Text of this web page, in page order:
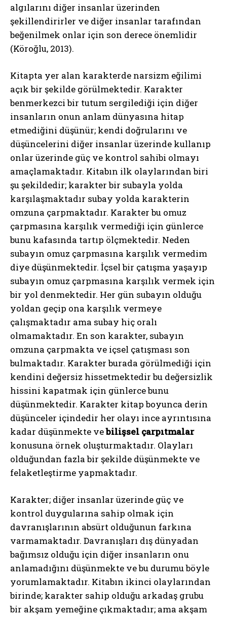
algılarını diğer insanlar üzerinden
şekillendirirler ve diğer insanlar tarafından
beğenilmek onlar için son derece önemlidir
(Köroğlu, 2013).
Kitapta yer alan karakterde narsizm eğilimi
açık bir şekilde görülmektedir. Karakter
benmerkezci bir tutum sergilediği için diğer
insanların onun anlam dünyasına hitap
etmediğini düşünür; kendi doğrularını ve
düşüncelerini diğer insanlar üzerinde kullanıp
onlar üzerinde güç ve kontrol sahibi olmayı
amaçlamaktadır. Kitabın ilk olaylarından biri
şu şekildedir; karakter bir subayla yolda
karşılaşmaktadır subay yolda karakterin
omzuna çarpmaktadır. Karakter bu omuz
çarpmasına karşılık vermediği için günlerce
bunu kafasında tartıp ölçmektedir. Neden
subayın omuz çarpmasına karşılık vermedim
diye düşünmektedir. İçsel bir çatışma yaşayıp
subayın omuz çarpmasına karşılık vermek için
bir yol denmektedir. Her gün subayın olduğu
yoldan geçip ona karşılık vermeye
çalışmaktadır ama subay hiç oralı
olmamaktadır. En son karakter, subayın
omzuna çarpmakta ve içsel çatışması son
bulmaktadır. Karakter burada görülmediği için
kendini değersiz hissetmektedir bu değersizlik
hissini kapatmak için günlerce bunu
düşünmektedir. Karakter kitap boyunca derin
düşünceler içindedir her olayı ince ayrıntısına
kadar düşünmekte vebilişsel çarpıtmalar
konusuna örnek oluşturmaktadır. Olayları
olduğundan fazla bir şekilde düşünmekte ve
felaketleştirme yapmaktadır.
Karakter; diğer insanlar üzerinde güç ve
kontrol duygularına sahip olmak için
davranışlarının absürt olduğunun farkına
varmamaktadır. Davranışları dış dünyadan
bağımsız olduğu için diğer insanların onu
anlamadığını düşünmekte ve bu durumu böyle
yorumlamaktadır. Kitabın ikinci olaylarından
birinde; karakter sahip olduğu arkadaş grubu
bir akşam yemeğine çıkmaktadır; ama akşam